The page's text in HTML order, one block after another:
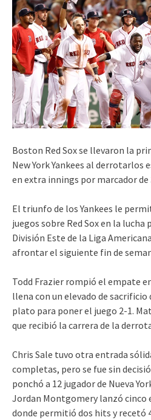
Boston Red Sox se llevaron la
New York Yankees al derrotarlos
en extra innings por marcador de
El triunfo de los Yankees le
juegos sobre Red Sox en la lucha
División Este de la Liga
afrontar el siguiente fin de
Todd Frazier rompió el empate
llena con un elevado de sacrificio
plato para poner el juego 2-1.
que recibió la carrera de la
Chris Sale tuvo otra entrada
completas, pero se fue sin
ponchó a 12 jugador de Nueva
Jordan Montgomery lanzó cinco
donde permitió dos hits y recetó